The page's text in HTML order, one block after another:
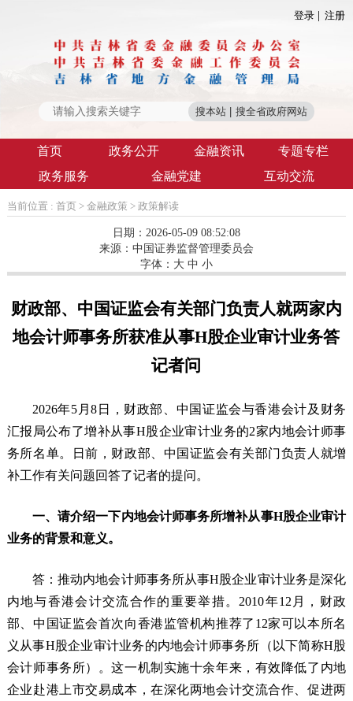
登录 注册
首页 政务公开 金融资讯
专题专栏
政务服务
金融党建 互动交流
当前位置 : 首页 > 金融政策 > 政策解读
日期：2026-05-09 08:52:08
来源： 中国证券监督管理委员会
字体： 大 中 小
财政部、中国证监会有关部门负责人就两家内
地会计师事务所获准从事H股企业审计业务答
记者问
2026年5月8日，财政部、中国证监会与香港会计及财务
汇报局公布了增补从事H股企业审计业务的2家内地会计师事
务所名单。日前，财政部、中国证监会有关部门负责人就增
补工作有关问题回答了记者的提问。
一、请介绍一下内地会计师事务所增补从事H股企业审计
业务的背景和意义。
答：推动内地会计师事务所从事H股企业审计业务是深化
内地与香港会计交流合作的重要举措。2010年12月，财政
部、中国证监会首次向香港监管机构推荐了12家可以本所名
义从事H股企业审计业务的内地会计师事务所（以下简称H股
会计师事务所）。这一机制实施十余年来，有效降低了内地
企业赴港上市交易成本，在深化两地会计交流合作、促进两